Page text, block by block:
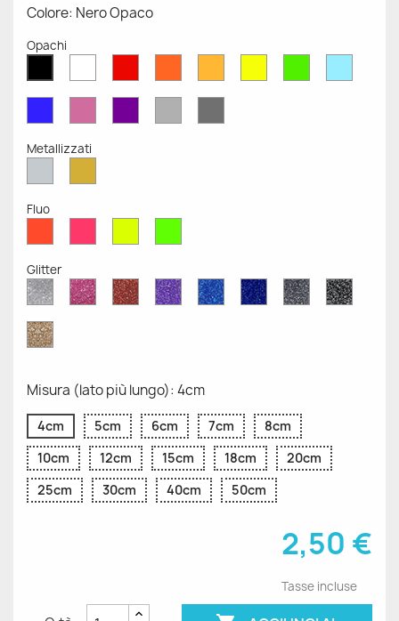
Colore: Nero Opaco
Opachi
Opaco OpacoOpacoOpacoOpacoOpacoOpacoOpaco
OpacoOpacoOpacoChiaroScuro
Metallizzati
MetallizzatoMetallizzato
Fluo
Fluo
Fluo
Fluo
Fluo
Glitter
Diamante
Glitter
Rosa
Glitter
Rosso
Glitter
Viola
Glitter
Blu
Zaffiro
Blu
Cobalto
Grigio
Glitter
Nero
Glitter
Oro
Glitter
Misura (lato più lungo): 4cm
4cm 5cm 6cm 7cm
8cm
10cm
12cm 15cm 18cm
20cm
25cm
30cm 40cm 50cm
2,50 €
Tasse incluse